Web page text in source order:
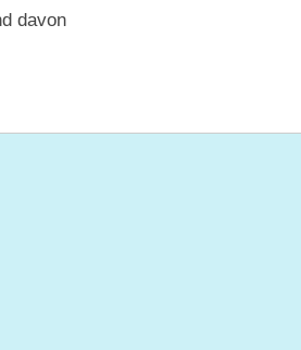
davon